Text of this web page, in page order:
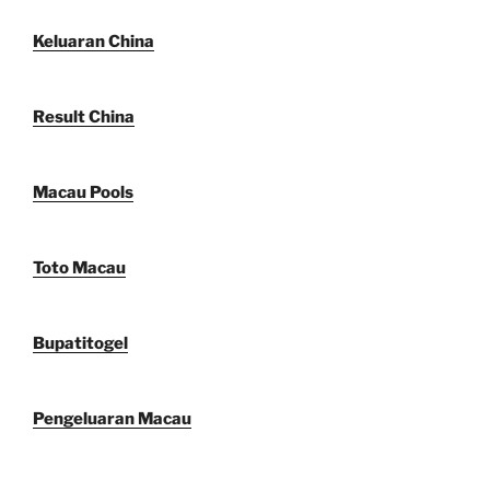
Keluaran China
Result China
Macau Pools
Toto Macau
Bupatitogel
Pengeluaran Macau